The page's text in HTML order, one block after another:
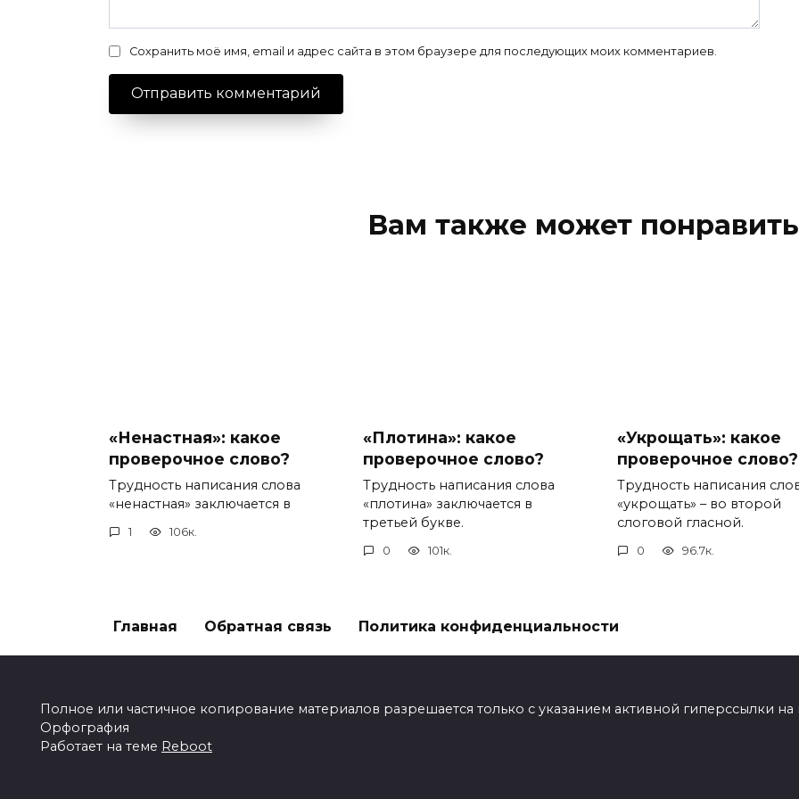
Сохранить моё имя, email и адрес сайта в этом браузере для последующих моих комментариев.
Вам также может
«Ненастная»: какое
проверочное слово?
Трудность написания слова
«ненастная» заключается в
1 106к.
«Плотина»: какое
проверочное слово?
Трудность написания слова
«плотина» заключается в
третьей букве.
0 101к.
«Укрощать»: какое
проверочное слово?
Трудность написания
«укрощать» – во второй
слоговой гласной.
0 96.7к.
Главная Обратная связь Политика конфиденциальности
Полное или частичное копирование материалов разрешается только с указанием активной гиперссылки
Орфография
Работает на теме Reboot